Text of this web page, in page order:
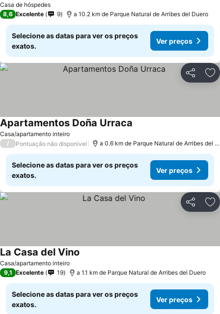
Casa de hóspedes
8,6 Excelente 9 a 10.2 km de Parque Natural de Arribes del Duero
Selecione as datas para ver os preços
exatos.
Ver preços
Partilhar
Casa/apartamento inteiro
Apartamentos Doña Urraca
/ Pontuação não disponível a 0.6 km de Parque Natural de Arribes del Duero
Selecione as datas para ver os preços
exatos.
Ver preços
Partilhar
Casa/apartamento inteiro
La Casa del Vino
9,1 Excelente 19 a 1.1 km de Parque Natural de Arribes del Duero
Selecione as datas para ver os preços
exatos.
Ver preços